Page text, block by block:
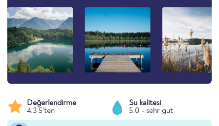
Değerlendirme
4.3 5'ten
Su kalitesi
5.0 - sehr gut